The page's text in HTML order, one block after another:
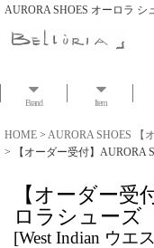
AURORA SHOES オーロラ シ
Brand Item
HOME > AURORA SHOES 【
>
【オーダー受付】AURORA
【オーダー受
ロラシューズ
[West Indian ウ